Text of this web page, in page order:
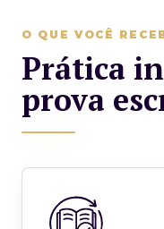
O QUE VOCÊ
Prática
prova